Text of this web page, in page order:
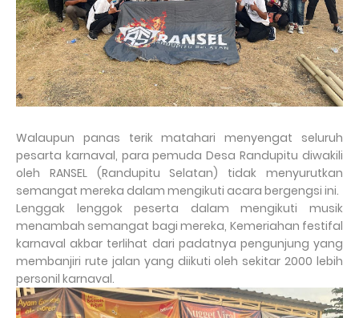
Walaupun panas terik matahari menyengat seluruh
pesarta karnaval, para pemuda Desa Randupitu diwakili
oleh RANSEL (Randupitu Selatan) tidak menyurutkan
semangat mereka dalam mengikuti acara bergengsi ini.
Lenggak lenggok peserta dalam mengikuti musik
menambah semangat bagi mereka, Kemeriahan festifal
karnaval akbar terlihat dari padatnya pengunjung yang
membanjiri rute jalan yang diikuti oleh sekitar 2000 lebih
personil karnaval.